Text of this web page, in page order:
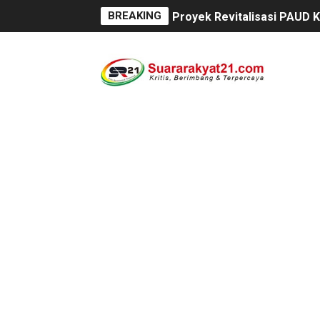
BREAKING Proyek Revitalisasi PAUD
Oknum Polisi Kebon Jeruk